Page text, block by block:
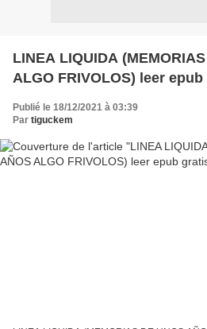
LINEA LIQUIDA
ALGO FRIVOLOS) leer
Publié le 18/12/2021 à 03:39
Par tiguckem